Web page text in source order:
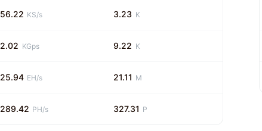
56.22 KS/s 3.23 K
2.02 KGps 9.22 K
25.94 EH/s 21.11 M
289.42 PH/s 327.31 P